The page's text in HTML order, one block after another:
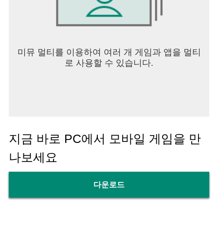
미뮤 멀티를 이용하여 여러 개 게임과 앱을 멀티
로 사용할 수 있습니다.
지금 바로 PC에서 모바일 게임을 만
나보세요
다운로드